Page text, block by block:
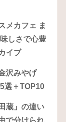
メカフェ ま
しさで心豊
イブ
沢みやげ
選＋TOP10
蔵」の違い
で分けられ